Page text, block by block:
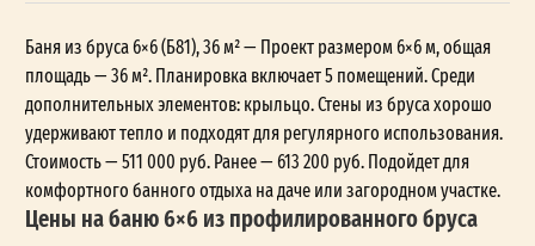
Баня из бруса 6×6 (Б81), 36 м² — Проект размером 6×6 м, общая
площадь — 36 м². Планировка включает 5 помещений. Среди
дополнительных элементов: крыльцо. Стены из бруса хорошо
удерживают тепло и подходят для регулярного использования.
Стоимость — 511 000 руб. Ранее — 613 200 руб. Подойдет для
комфортного банного отдыха на даче или загородном участке.
Цены на баню 6×6 из профилированного бруса